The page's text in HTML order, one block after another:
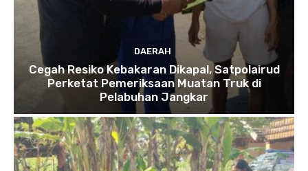
DAERAH
Cegah Resiko Kebakaran Dikapal, Satpolairud
Perketat Pemeriksaan Muatan Truk di
Pelabuhan Jangkar